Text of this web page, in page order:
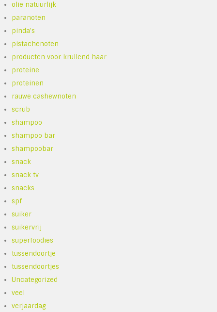
olie natuurlijk
paranoten
pinda's
pistachenoten
producten voor krullend haar
proteine
proteinen
rauwe cashewnoten
scrub
shampoo
shampoo bar
shampoobar
snack
snack tv
snacks
spf
suiker
suikervrij
superfoodies
tussendoortje
tussendoortjes
Uncategorized
veel
verjaardag